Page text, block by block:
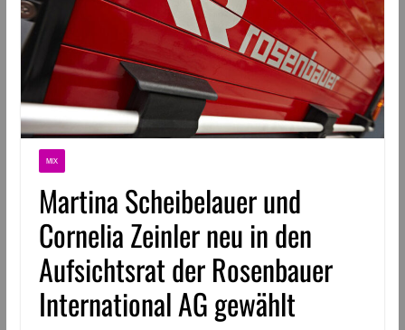
MIX
Martina Scheibelauer und
Cornelia Zeinler neu in den
Aufsichtsrat der Rosenbauer
International AG gewählt